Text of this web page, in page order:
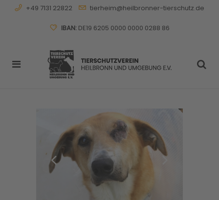
+49 7131 22822 tierheim@heilbronner-tierschutz.de
IBAN:DE19 6205 0000 0000 0288 86